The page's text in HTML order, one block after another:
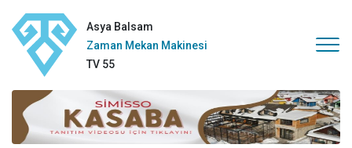
Asya Balsam
Zaman Mekan Makinesi
TV 55